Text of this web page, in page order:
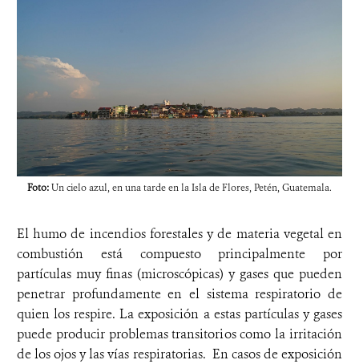
Foto:Un cielo azul, en una tarde en la Isla de Flores, Petén, Guatemala.
El humo de incendios forestales y de materia vegetal en
combustión está compuesto principalmente por
partículas muy finas (microscópicas) y gases que pueden
penetrar profundamente en el sistema respiratorio de
quien los respire. La exposición a estas partículas y gases
puede producir problemas transitorios como la irritación
de los ojos y las vías respiratorias. En casos de exposición